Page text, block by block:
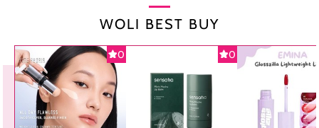
WOLI BEST BUY
0 0